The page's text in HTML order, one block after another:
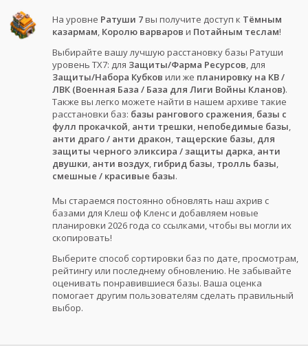
На уровне Ратуши 7вы получите доступ к Тёмным
казармам, Королю варваров и Потайным теслам!
Выбирайте вашу лучшую расстановку базы Ратуши
уровень ТХ7: для Защиты/Фарма Ресурсов, для
Защиты/Набора Кубков или же планировку на КВ /
ЛВК (Военная База / База для Лиги Войны Кланов).
Также вы легко можете найти в нашем архиве такие
расстановки баз: базы рангового сражения, базы с
фулл прокачкой, анти трешки, непобедимые базы,
анти драго / анти дракон, тащерские базы, для
защиты черного эликсира / защиты дарка, анти
двушки, анти воздух, гибрид базы, тролль базы,
смешные / красивые базы.
Мы стараемся постоянно обновлять наш ахрив с
базами для Клеш оф Кленс и добавляем новые
планировки 2026 года со ссылками, чтобы вы могли их
скопировать!
Выберите способ сортировки баз по дате, просмотрам,
рейтингу или последнему обновлению. Не забывайте
оценивать понравившиеся базы. Ваша оценка
помогает другим пользователям сделать правильный
выбор.